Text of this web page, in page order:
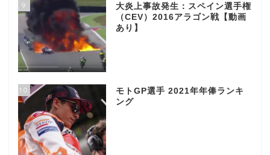
9
大炎上事故発生：スペイン選手権
（CEV）2016アラゴン戦【動画
あり】
10
モトGP選手 2021年年俸ランキ
ング